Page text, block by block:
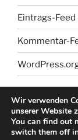
Eintrags-Feed
Kommentar-
Wir verwenden
unserer Website
You can find out
switch them off